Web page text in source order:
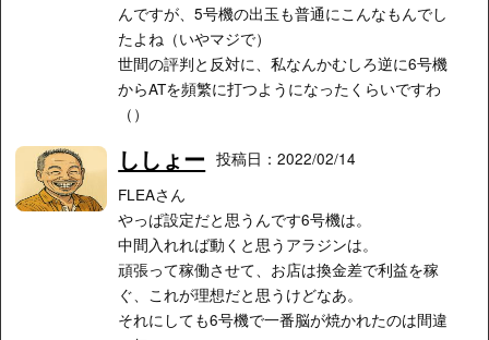
んですが、5号機の出玉も普通にこんなもんでし
たよね（いやマジで）
世間の評判と反対に、私なんかむしろ逆に6号機
からATを頻繁に打つようになったくらいですわ
（）
ししょー 投稿日：2022/02/14
FLEAさん
やっぱ設定だと思うんです6号機は。
中間入れれば動くと思うアラジンは。
頑張って稼働させて、お店は換金差で利益を稼
ぐ、これが理想だと思うけどなあ。
それにしても6号機で一番脳が焼かれたのは間違